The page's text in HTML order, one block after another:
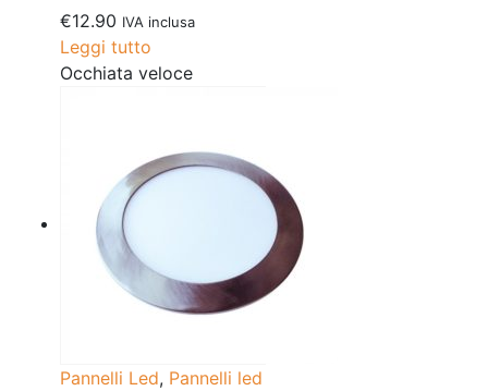
€12.90 IVA inclusa
Leggi tutto
Occhiata veloce
Pannelli Led, Pannelli led